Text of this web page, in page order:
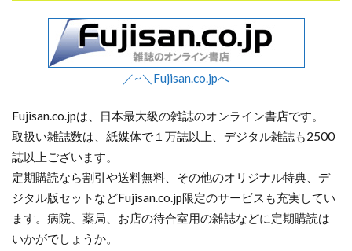
／~＼Fujisan.co.jpへ
Fujisan.co.jpは、日本最大級の雑誌のオンライン書店です。
取扱い雑誌数は、紙媒体で１万誌以上、デジタル雑誌も2500
誌以上ございます。
定期購読なら割引や送料無料、その他のオリジナル特典、デ
ジタル版セットなどFujisan.co.jp限定のサービスも充実してい
ます。病院、薬局、お店の待合室用の雑誌などに定期購読は
いかがでしょうか。